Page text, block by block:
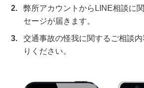
解決事例
ご依頼者からのお手紙
弊所アカウントからLINE相談に
セージが届きます。
交通事故の怪我に関するご相談
りください。